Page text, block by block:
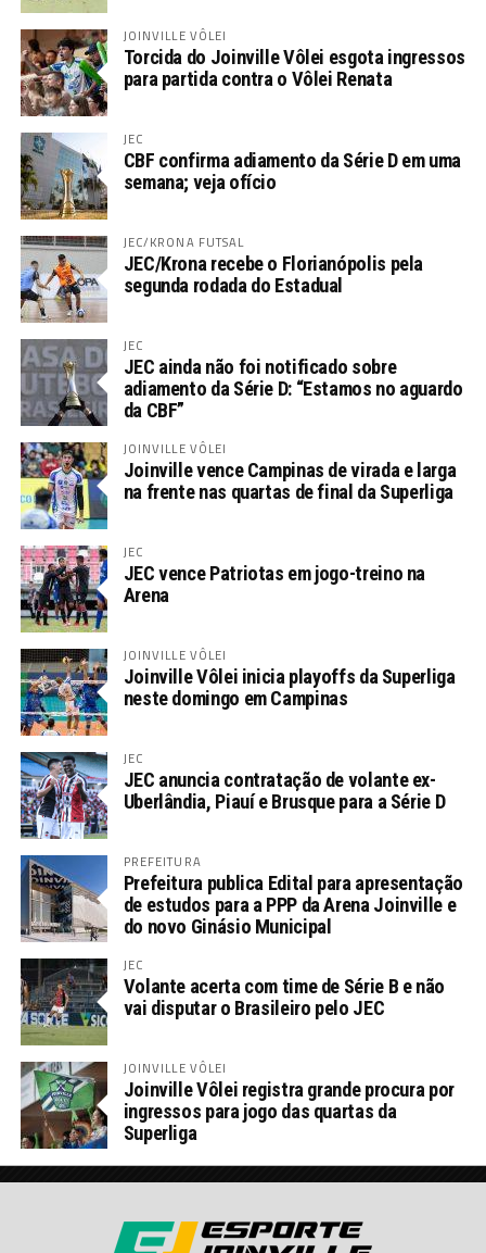
JOINVILLE VÔLEI
Torcida do Joinville Vôlei esgota ingressos
para partida contra o Vôlei Renata
JEC
CBF confirma adiamento da Série D em uma
semana; veja ofício
JEC/KRONA FUTSAL
JEC/Krona recebe o Florianópolis pela
segunda rodada do Estadual
JEC
JEC ainda não foi notificado sobre
adiamento da Série D: “Estamos no aguardo
da CBF”
JOINVILLE VÔLEI
Joinville vence Campinas de virada e larga
na frente nas quartas de final da Superliga
JEC
JEC vence Patriotas em jogo-treino na
Arena
JOINVILLE VÔLEI
Joinville Vôlei inicia playoffs da Superliga
neste domingo em Campinas
JEC
JEC anuncia contratação de volante ex-
Uberlândia, Piauí e Brusque para a Série D
PREFEITURA
Prefeitura publica Edital para apresentação
de estudos para a PPP da Arena Joinville e
do novo Ginásio Municipal
JEC
Volante acerta com time de Série B e não
vai disputar o Brasileiro pelo JEC
JOINVILLE VÔLEI
Joinville Vôlei registra grande procura por
ingressos para jogo das quartas da
Superliga